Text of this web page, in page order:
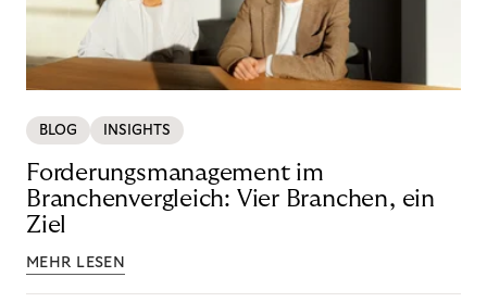
BLOG INSIGHTS
Forderungsmanagement im
Branchenvergleich: Vier Branchen, ein
Ziel
MEHR LESEN